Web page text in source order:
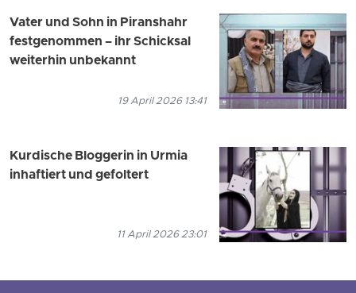
Vater und Sohn in Piranshahr
festgenommen – ihr Schicksal
weiterhin unbekannt
19 April 2026 13:41
Kurdische Bloggerin in Urmia
inhaftiert und gefoltert
11 April 2026 23:01